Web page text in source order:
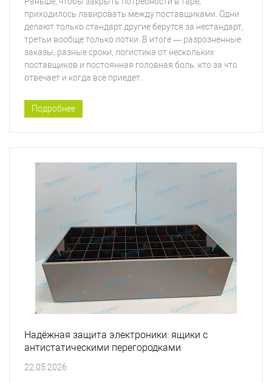
приходилось лавировать между поставщиками. Одни
делают только стандарт другие берутся за нестандарт,
третьи вообще только лотки. В итоге — разрозненные
заказы, разные сроки, логистика от нескольких
поставщиков и постоянная головная боль: кто за что
отвечает и когда всё приедет.
Подробнее
Надёжная защита электроники: ящики с
антистатическими перегородками
22.05.2026